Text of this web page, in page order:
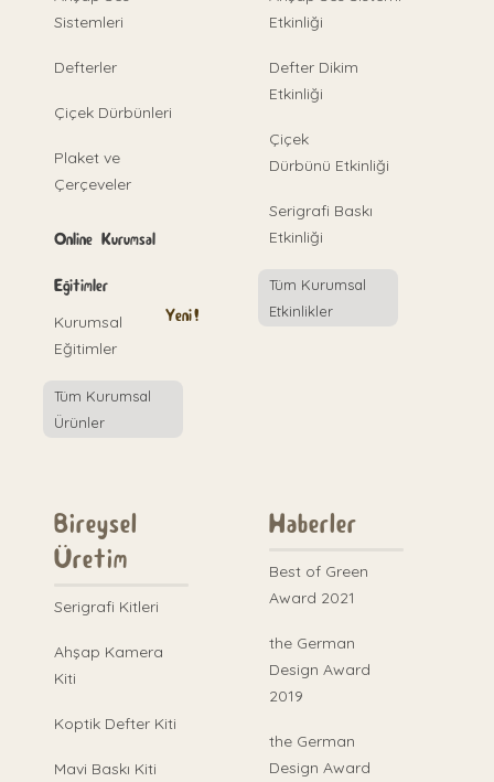
Sistemleri
Defterler
Çiçek Dürbünleri
Plaket ve
Çerçeveler
Online Kurumsal
Eğitimler
Yeni!
Kurumsal
Eğitimler
Tüm Kurumsal
Ürünler
Etkinliği
Defter Dikim
Etkinliği
Çiçek
Dürbünü Etkinliği
Serigrafi Baskı
Etkinliği
Tüm Kurumsal
Etkinlikler
Bireysel
Üretim
Serigrafi Kitleri
Ahşap Kamera
Kiti
Koptik Defter Kiti
Mavi Baskı Kiti
Haberler
Best of Green
Award 2021
the German
Design Award
2019
the German
Design Award